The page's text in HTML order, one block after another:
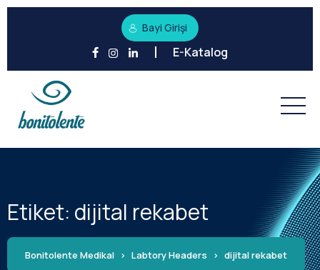
Bayi Girişi
E-Katalog
Etiket: dijital rekabet
Bonitolente Medikal > Labtory Headers > dijital rekabet